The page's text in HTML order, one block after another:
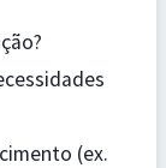
(ex.